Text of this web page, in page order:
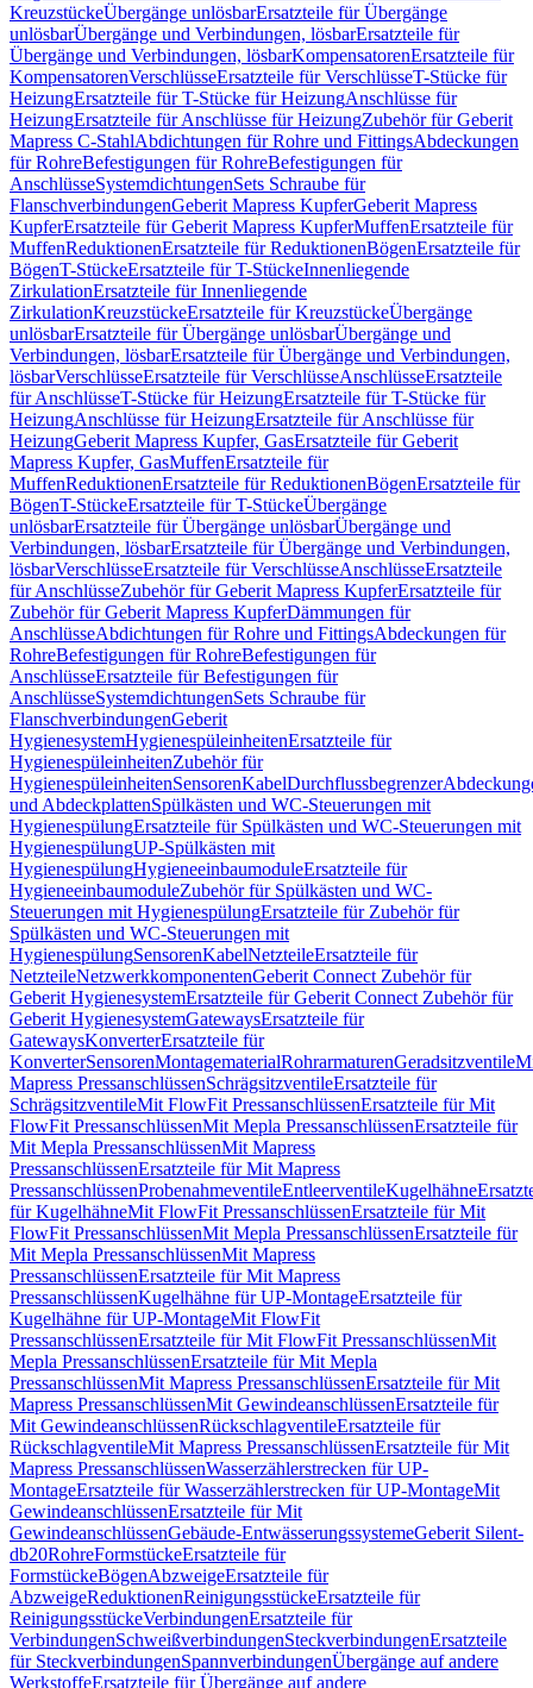
KreuzstückeÜbergänge unlösbarErsatzteile für Übergänge
unlösbarÜbergänge und Verbindungen, lösbarErsatzteile für
Übergänge und Verbindungen, lösbarKompensatorenErsatzteile für
KompensatorenVerschlüsseErsatzteile für VerschlüsseT-Stücke für
HeizungErsatzteile für T-Stücke für HeizungAnschlüsse für
HeizungErsatzteile für Anschlüsse für HeizungZubehör für Geberit
Mapress C-StahlAbdichtungen für Rohre und FittingsAbdeckungen
für RohreBefestigungen für RohreBefestigungen für
AnschlüsseSystemdichtungenSets Schraube für
FlanschverbindungenGeberit Mapress KupferGeberit Mapress
KupferErsatzteile für Geberit Mapress KupferMuffenErsatzteile für
MuffenReduktionenErsatzteile für ReduktionenBögenErsatzteile für
BögenT-StückeErsatzteile für T-StückeInnenliegende
ZirkulationErsatzteile für Innenliegende
ZirkulationKreuzstückeErsatzteile für KreuzstückeÜbergänge
unlösbarErsatzteile für Übergänge unlösbarÜbergänge und
Verbindungen, lösbarErsatzteile für Übergänge und Verbindungen,
lösbarVerschlüsseErsatzteile für VerschlüsseAnschlüsseErsatzteile
für AnschlüsseT-Stücke für HeizungErsatzteile für T-Stücke für
HeizungAnschlüsse für HeizungErsatzteile für Anschlüsse für
HeizungGeberit Mapress Kupfer, GasErsatzteile für Geberit
Mapress Kupfer, GasMuffenErsatzteile für
MuffenReduktionenErsatzteile für ReduktionenBögenErsatzteile für
BögenT-StückeErsatzteile für T-StückeÜbergänge
unlösbarErsatzteile für Übergänge unlösbarÜbergänge und
Verbindungen, lösbarErsatzteile für Übergänge und Verbindungen,
lösbarVerschlüsseErsatzteile für VerschlüsseAnschlüsseErsatzteile
für AnschlüsseZubehör für Geberit Mapress KupferErsatzteile für
Zubehör für Geberit Mapress KupferDämmungen für
AnschlüsseAbdichtungen für Rohre und FittingsAbdeckungen für
RohreBefestigungen für RohreBefestigungen für
AnschlüsseErsatzteile für Befestigungen für
AnschlüsseSystemdichtungenSets Schraube für
FlanschverbindungenGeberit
HygienesystemHygienespüleinheitenErsatzteile für
HygienespüleinheitenZubehör für
HygienespüleinheitenSensorenKabelDurchflussbegrenzer
und AbdeckplattenSpülkästen und WC-Steuerungen mit
HygienespülungErsatzteile für Spülkästen und WC-Steuerungen mit
HygienespülungUP-Spülkästen mit
HygienespülungHygieneeinbaumoduleErsatzteile für
HygieneeinbaumoduleZubehör für Spülkästen und WC-
Steuerungen mit HygienespülungErsatzteile für Zubehör für
Spülkästen und WC-Steuerungen mit
HygienespülungSensorenKabelNetzteileErsatzteile für
NetzteileNetzwerkkomponentenGeberit Connect Zubehör für
Geberit HygienesystemErsatzteile für Geberit Connect Zubehör für
Geberit HygienesystemGatewaysErsatzteile für
GatewaysKonverterErsatzteile für
KonverterSensorenMontagematerialRohrarmaturenGeradsitzventile
Mapress PressanschlüssenSchrägsitzventileErsatzteile für
SchrägsitzventileMit FlowFit PressanschlüssenErsatzteile für Mit
FlowFit PressanschlüssenMit Mepla PressanschlüssenErsatzteile für
Mit Mepla PressanschlüssenMit Mapress
PressanschlüssenErsatzteile für Mit Mapress
PressanschlüssenProbenahmeventileEntleerventileKugelhähne
für KugelhähneMit FlowFit PressanschlüssenErsatzteile für Mit
FlowFit PressanschlüssenMit Mepla PressanschlüssenErsatzteile für
Mit Mepla PressanschlüssenMit Mapress
PressanschlüssenErsatzteile für Mit Mapress
PressanschlüssenKugelhähne für UP-MontageErsatzteile für
Kugelhähne für UP-MontageMit FlowFit
PressanschlüssenErsatzteile für Mit FlowFit PressanschlüssenMit
Mepla PressanschlüssenErsatzteile für Mit Mepla
PressanschlüssenMit Mapress PressanschlüssenErsatzteile für Mit
Mapress PressanschlüssenMit GewindeanschlüssenErsatzteile für
Mit GewindeanschlüssenRückschlagventileErsatzteile für
RückschlagventileMit Mapress PressanschlüssenErsatzteile für Mit
Mapress PressanschlüssenWasserzählerstrecken für UP-
MontageErsatzteile für Wasserzählerstrecken für UP-MontageMit
GewindeanschlüssenErsatzteile für Mit
GewindeanschlüssenGebäude-EntwässerungssystemeGeberit Silent-
db20RohreFormstückeErsatzteile für
FormstückeBögenAbzweigeErsatzteile für
AbzweigeReduktionenReinigungsstückeErsatzteile für
ReinigungsstückeVerbindungenErsatzteile für
VerbindungenSchweißverbindungenSteckverbindungenErsatzteile
für SteckverbindungenSpannverbindungenÜbergänge auf andere
WerkstoffeErsatzteile für Übergänge auf andere